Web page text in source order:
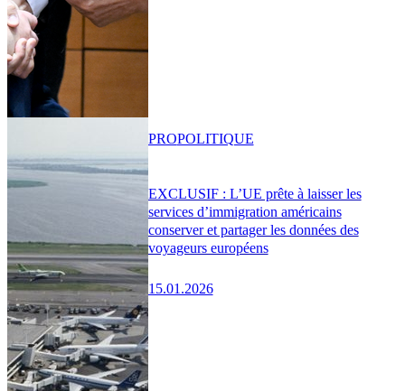
EXCLUSIF : L’UE prête à laisser les
services d’immigration américains
conserver et partager les données des
voyageurs européens
15.01.2026
PROPOLITIQUE